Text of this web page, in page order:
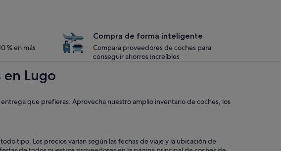
% en más
Compra de forma inteligente
Compara proveedores de coches para
conseguir ahorros increíbles
en Lugo
que prefieras. Aprovecha nuestro amplio inventario de coches, los
tipo. Los precios varían según las fechas de viaje y la ubicación de